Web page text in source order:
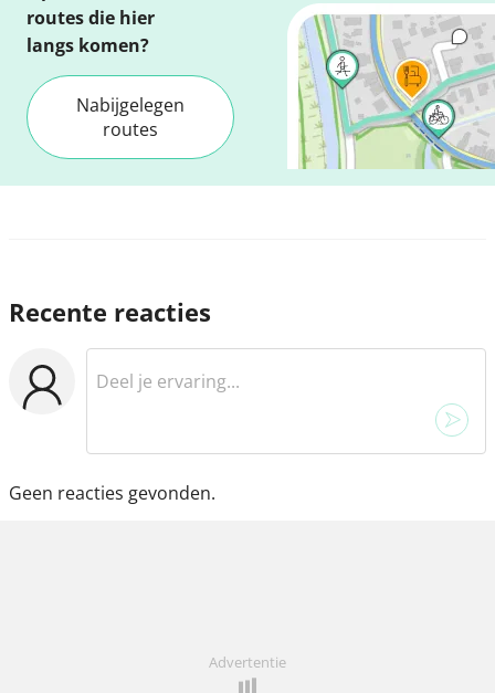
routes die hier
langs komen?
Nabijgelegen
routes
Recente reacties
Geen reacties gevonden.
Advertentie